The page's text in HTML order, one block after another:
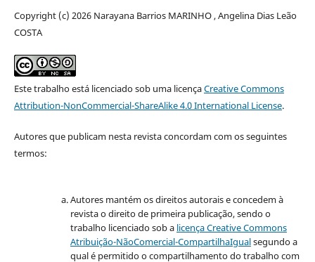
Copyright (c) 2026 Narayana Barrios MARINHO , Angelina Dias Leão
COSTA
Este trabalho está licenciado sob uma licençaCreative Commons
Attribution-NonCommercial-ShareAlike 4.0 International License.
Autores que publicam nesta revista concordam com os seguintes
termos:
Autores mantém os direitos autorais e concedem à
revista o direito de primeira publicação, sendo o
trabalho licenciado sob a licença Creative Commons
Atribuição-NãoComercial-CompartilhaIgualsegundo a
qual é permitido o compartilhamento do trabalho com